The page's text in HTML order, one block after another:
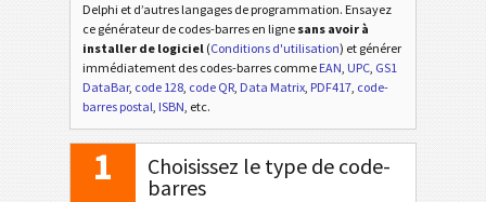
Delphi et d’autres langages de programmation. Ensayez
ce générateur de codes-barres en ligne sans avoir à
installer de logiciel (Conditions d'utilisation) et générer
immédiatement des codes-barres comme EAN, UPC, GS1
DataBar, code 128, code QR, Data Matrix, PDF417, code-
barres postal, ISBN, etc.
1
Choisissez le type de code-
barres